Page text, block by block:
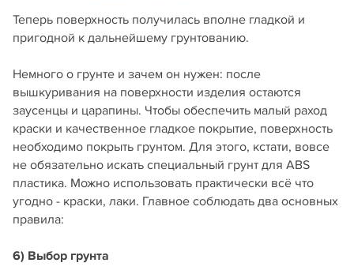
Теперь поверхность получилась вполне гладкой и
пригодной к дальнейшему грунтованию.
Немного о грунте и зачем он нужен: после
вышкуривания на поверхности изделия остаются
заусенцы и царапины. Чтобы обеспечить малый раход
краски и качественное гладкое покрытие, поверхность
необходимо покрыть грунтом. Для этого, кстати, вовсе
не обязательно искать специальный грунт для ABS
пластика. Можно использовать практически всё что
угодно - краски, лаки. Главное соблюдать два основных
правила:
6) Выбор грунта